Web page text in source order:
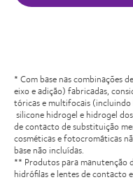
* Com base nas combinações
eixo e adição) fabricadas,
tóricas e multifocais
silicone hidrogel e hidrogel
de contacto de substituição
cosméticas e fotocromáticas
base não incluídas.
** Produtos para manutenção
hidrófilas e lentes de